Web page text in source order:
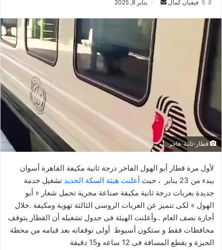
فيفيان كمال
س
ا
إ
ل
ت
و
ن
ي
يناير 8, 2025
قطار-ثانية-فاجر
لأول مرة قطار أبو الهول الفاخر درجة ثانية مكيفة القاهرة أسوان
يبدء من 23 يناير ، حيث
أعلنت هيئة السكة الحديد تشغيل خدمة
جديدة بعربات درجة ثانية مكيفة صناعة مجرية تحمل شعار « أبو
الهول » لكى تتميز عن العربات الروسى الثالثة تهوية ومكيفة .خلال
أجازة نصف العام ..وأعلنت الهيئة فى جدول تشغيله أن القطار يتوقف
محافظات فقط و ستكون أسيوط أولى توقفاته بعد قيامه من محطة
الجيزة و يقطع المسافة فى 12 ساعه و15 دقيقة